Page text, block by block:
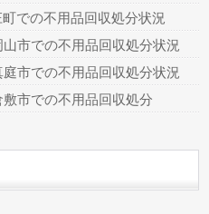
での不用品回収処分状況
市での不用品回収処分状況
市での不用品回収処分状況
市での不用品回収処分